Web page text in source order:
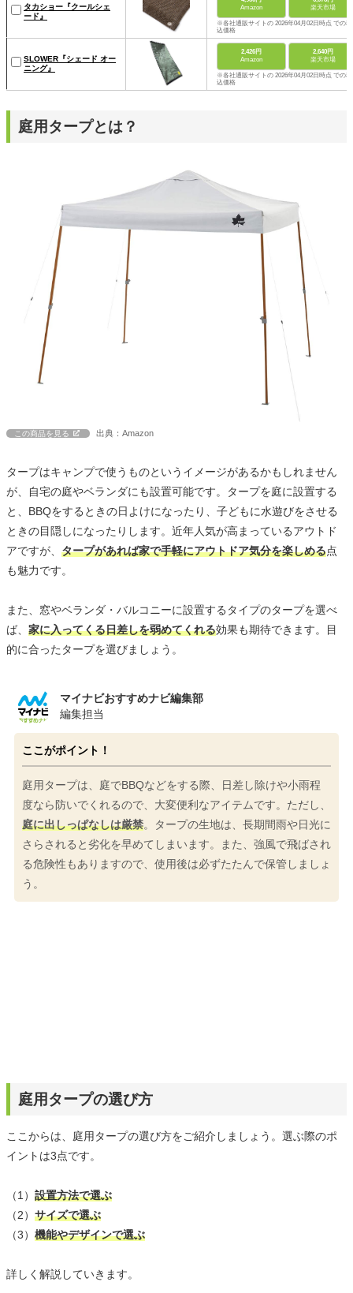
タカショー『クールシェ
ード』
Amazon
楽天市場
※各社通販サイトの 2026年04月02日時点 での税
込価格
SLOWER『シェード オー
ニング』
2,426円
Amazon
2,640円
楽天市場
※各社通販サイトの 2026年04月02日時点 での税
込価格
庭用タープとは？
この商品を見る 出典：Amazon
タープはキャンプで使うものというイメージがあるかもしれません
が、自宅の庭やベランダにも設置可能です。タープを庭に設置する
と、BBQをするときの日よけになったり、子どもに水遊びをさせる
ときの目隠しになったりします。近年人気が高まっているアウトド
アですが、 タープがあれば家で手軽にアウトドア気分を楽しめる点
も魅力です。
また、窓やベランダ・バルコニーに設置するタイプのタープを選べ
ば、 家に入ってくる日差しを弱めてくれる効果も期待できます。目
的に合ったタープを選びましょう。
マイナビおすすめナビ編集部
編集担当
ここがポイント！
庭用タープは、庭でBBQなどをする際、日差し除けや小雨程
度なら防いでくれるので、大変便利なアイテムです。ただし、
庭に出しっぱなしは厳禁。タープの生地は、長期間雨や日光に
さらされると劣化を早めてしまいます。また、強風で飛ばされ
る危険性もありますので、使用後は必ずたたんで保管しましょ
う。
庭用タープの選び方
ここからは、庭用タープの選び方をご紹介しましょう。選ぶ際のポ
イントは3点です。
（1） 設置方法で選ぶ
（2） サイズで選ぶ
（3） 機能やデザインで選ぶ
詳しく解説していきます。